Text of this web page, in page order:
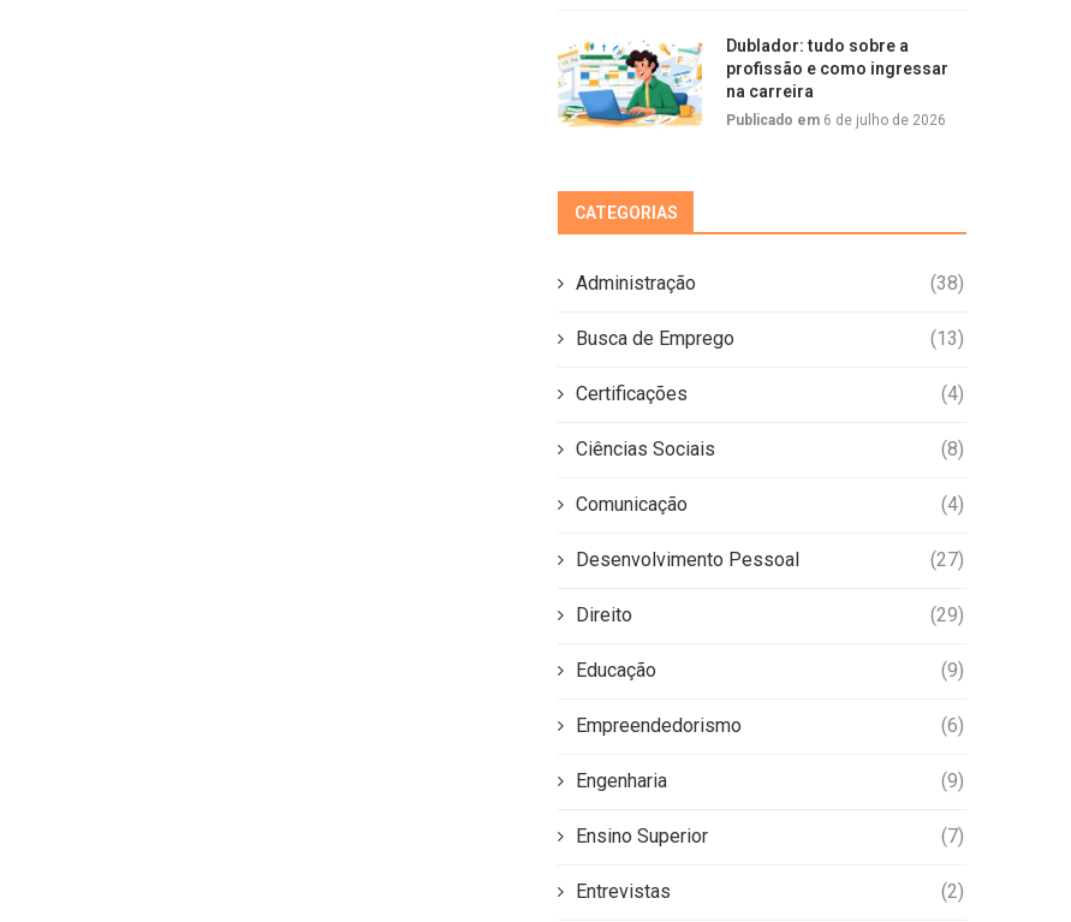
Dublador: tudo sobre a
profissão e como ingressar
na carreira
Publicado em 6 de julho de 2026
CATEGORIAS
Administração (38)
Busca de Emprego (13)
Certificações (4)
Ciências Sociais (8)
Comunicação (4)
Desenvolvimento Pessoal (27)
Direito (29)
Educação (9)
Empreendedorismo (6)
Engenharia (9)
Ensino Superior (7)
Entrevistas (2)